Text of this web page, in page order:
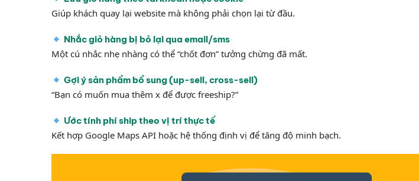
Giúp khách quay lại website mà không phải chọn lại từ đầu.
Nhắc giỏ hàng bị bỏ lại qua email/sms
Một cú nhắc nhẹ nhàng có thể “chốt đơn” tưởng chừng đã mất.
Gợi ý sản phẩm bổ sung (up-sell, cross-sell)
“Bạn có muốn mua thêm x để được freeship?”
Ước tính phí ship theo vị trí thực tế
Kết hợp Google Maps API hoặc hệ thống định vị để tăng độ minh bạch.